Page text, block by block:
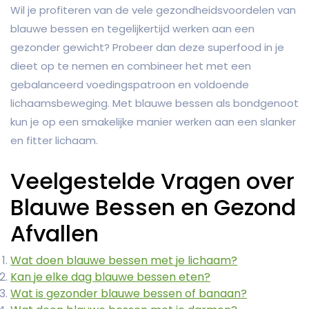
Wil je profiteren van de vele gezondheidsvoordelen van
blauwe bessen en tegelijkertijd werken aan een
gezonder gewicht? Probeer dan deze superfood in je
dieet op te nemen en combineer het met een
gebalanceerd voedingspatroon en voldoende
lichaamsbeweging. Met blauwe bessen als bondgenoot
kun je op een smakelijke manier werken aan een slanker
en fitter lichaam.
Veelgestelde Vragen over
Blauwe Bessen en Gezond
Afvallen
Wat doen blauwe bessen met je lichaam?
Kan je elke dag blauwe bessen eten?
Wat is gezonder blauwe bessen of banaan?